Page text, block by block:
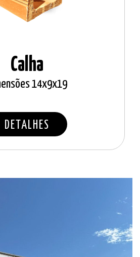
Calha
14x9x19
DETALHES